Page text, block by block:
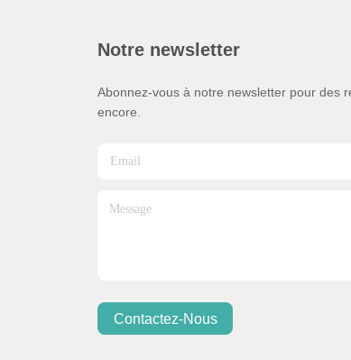
Notre newsletter
Abonnez-vous à notre newsletter pour des
encore.
Contactez-Nous